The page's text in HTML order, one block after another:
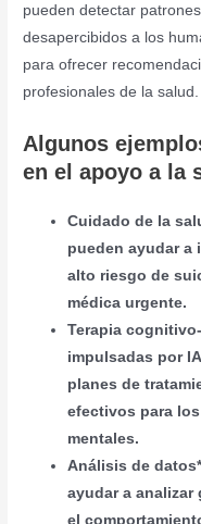
pueden detectar
desapercibidos a los
para ofrecer
profesionales de la salud.
Algunos
en el apoyo a la
Cuidado de la
pueden ayudar a
alto riesgo de
médica urgente.
Terapia
impulsadas por
planes de
efectivos para
mentales.
Análisis de
ayudar a
el